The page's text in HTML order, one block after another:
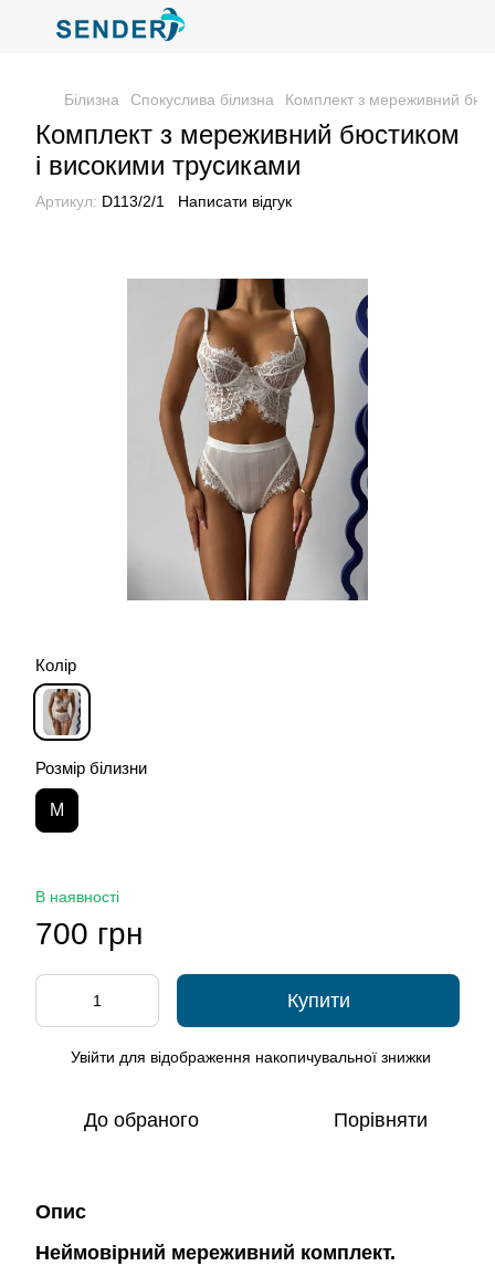
Білизна Спокуслива білизна Комплект з мереживний
Комплект з мереживний бюстиком
і високими трусиками
Артикул: D113/2/1 Написати відгук
Колір
Розмір білизни
М
В наявності
700 грн
Купити
Увійти для відображення накопичувальної знижки
До обраного Порівняти
Опис
Неймовірний мереживний комплект.